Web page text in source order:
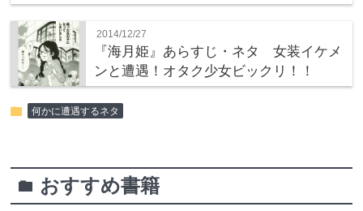
2014/12/27
『海月姫』あらすじ・ネタ 女装イケメ
ンと遭遇！オタク少女ビックリ！！
folder 何かに遭遇するネタ
folder おすすめ書籍